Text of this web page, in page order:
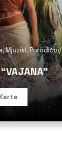
,Mjuzikl,Porodični/